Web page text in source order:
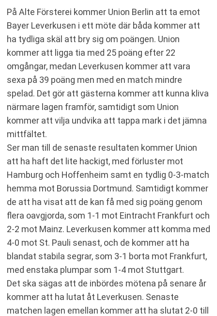
På Alte Försterei kommer Union Berlin att ta emot
Bayer Leverkusen i ett möte där båda kommer att
ha tydliga skäl att bry sig om poängen. Union
kommer att ligga tia med 25 poäng efter 22
omgångar, medan Leverkusen kommer att vara
sexa på 39 poäng men med en match mindre
spelad. Det gör att gästerna kommer att kunna kliva
närmare lagen framför, samtidigt som Union
kommer att vilja undvika att tappa mark i det jämna
mittfältet.
Ser man till de senaste resultaten kommer Union
att ha haft det lite hackigt, med förluster mot
Hamburg och Hoffenheim samt en tydlig 0-3-match
hemma mot Borussia Dortmund. Samtidigt kommer
de att ha visat att de kan få med sig poäng genom
flera oavgjorda, som 1-1 mot Eintracht Frankfurt och
2-2 mot Mainz. Leverkusen kommer att komma med
4-0 mot St. Pauli senast, och de kommer att ha
blandat stabila segrar, som 3-1 borta mot Frankfurt,
med enstaka plumpar som 1-4 mot Stuttgart.
Det ska sägas att de inbördes mötena på senare år
kommer att ha lutat åt Leverkusen. Senaste
matchen lagen emellan kommer att ha slutat 2-0 till